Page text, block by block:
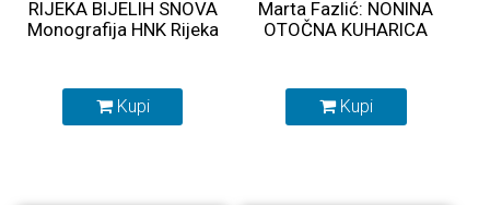
RIJEKA BIJELIH SNOVA
Monografija HNK Rijeka
Kupi
Marta Fazlić: NONINA
OTOČNA KUHARICA
Kupi